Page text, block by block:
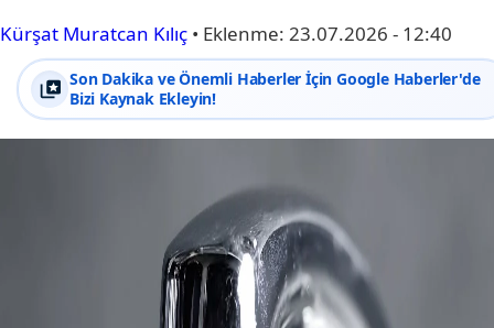
Kürşat Muratcan Kılıç • Eklenme: 23.07.2026 - 12:40
Son Dakika ve Önemli Haberler İçin Google Haberler'de
Bizi Kaynak Ekleyin!